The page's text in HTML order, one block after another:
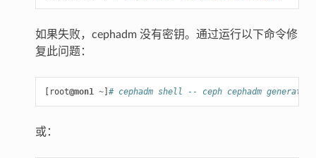
如果失败，cephadm 没有密钥。通过运行以下命令修
复此问题：
[ root@mon1 ~] # cephadm shell -- ceph cephadm generate-
或：